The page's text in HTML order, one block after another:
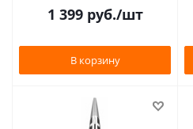
1 399руб./шт
В корзину